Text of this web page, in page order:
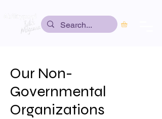
Our Non-
Governmental
Organizations